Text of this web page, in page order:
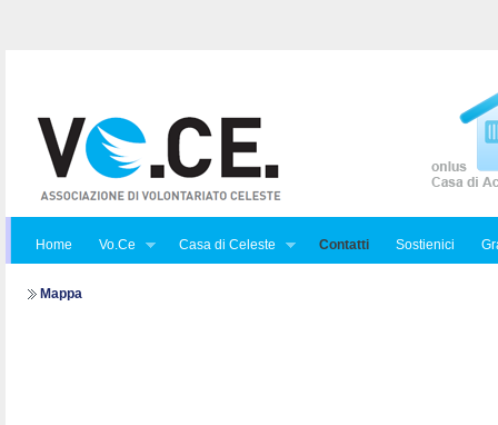
Home Vo.Ce Casa di Celeste Contatti Sostienici
Mappa